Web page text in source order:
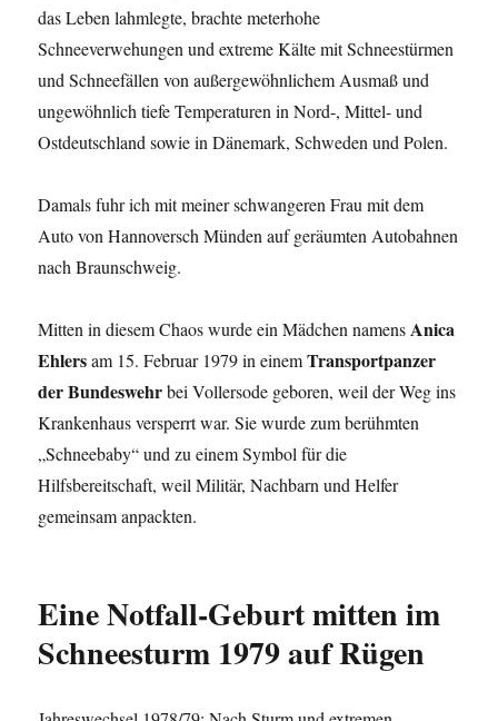
das Leben lahmlegte, brachte meterhohe
Schneeverwehungen und extreme Kälte mit Schneestürmen
und Schneefällen von außergewöhnlichem Ausmaß und
ungewöhnlich tiefe Temperaturen in Nord-, Mittel- und
Ostdeutschland sowie in Dänemark, Schweden und Polen.
Damals fuhr ich mit meiner schwangeren Frau mit dem
Auto von Hannoversch Münden auf geräumten Autobahnen
nach Braunschweig.
Mitten in diesem Chaos wurde ein Mädchen namens Anica
Ehlersam 15. Februar 1979 in einemTransportpanzer
der Bundeswehrbei Vollersode geboren, weil der Weg ins
Krankenhaus versperrt war. Sie wurde zum berühmten
„Schneebaby“ und zu einem Symbol für die
Hilfsbereitschaft, weil Militär, Nachbarn und Helfer
gemeinsam anpackten.
Eine Notfall-Geburt mitten im
Schneesturm 1979 auf Rügen